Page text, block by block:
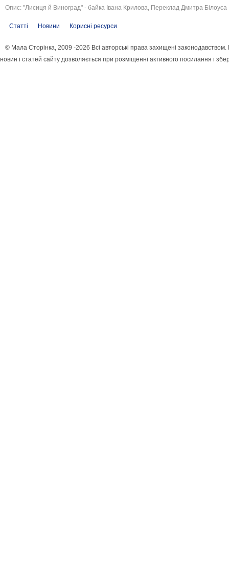
Опис: "Лисиця й Виноград" - байка Івана Крилова, Переклад Дмитра Білоуса
Статті Новини Корисні ресурси
© Мала Сторінка, 2009 -2026 Всі авторські права захищені
новин і статей сайту дозволяється при розміщенні активного посилання і